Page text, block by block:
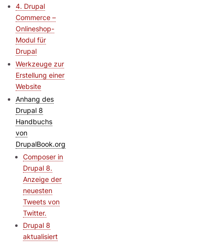
4. Drupal
Commerce –
Onlineshop-
Modul für
Drupal
Werkzeuge zur
Erstellung einer
Website
Anhang des
Drupal 8
Handbuchs
von
DrupalBook.org
Composer in
Drupal 8.
Anzeige der
neuesten
Tweets von
Twitter.
Drupal 8
aktualisiert